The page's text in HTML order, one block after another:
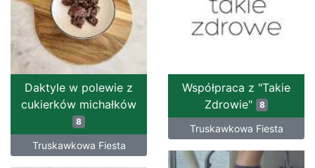
Daktyle w polewie z
cukierków michałków
8
Truskawkowa Fiesta
Współpraca z "Takie
Zdrowie"
8
Truskawkowa Fiesta